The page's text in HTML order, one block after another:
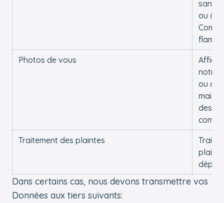
santé
ou à la
Photos de vous
notre
ou
des
Traitement des plaintes
Dans certains cas, nous devons transmettre vos
Données aux tiers suivants: